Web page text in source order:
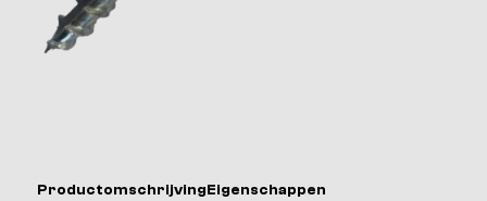
ProductomschrijvingEigenschappen